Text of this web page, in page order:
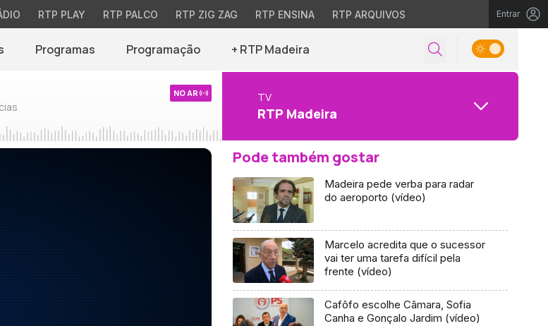
RTP PLAY RTP PALCO RTP ZIG ZAG RTP ENSINA RTP ARQUIVOS Entrar
Programas Programação + RTP Madeira
NO AR TV
RTP Madeira
Pode também gostar
Madeira pede verba para radar
do aeroporto (vídeo)
Marcelo acredita que o sucessor
vai ter uma tarefa difícil pela
frente (vídeo)
Cafôfo escolhe Câmara, Sofia
Canha e Gonçalo Jardim (vídeo)